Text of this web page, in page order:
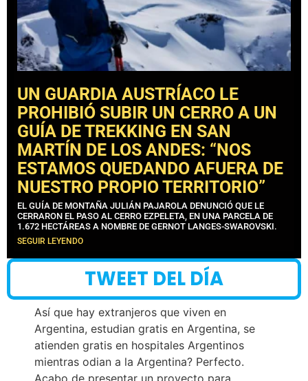
UN GUARDIA AUSTRÍACO LE
PROHIBIÓ SUBIR UN CERRO A UN
GUÍA DE TREKKING EN SAN
MARTÍN DE LOS ANDES: “NOS
ESTAMOS QUEDANDO AFUERA DE
NUESTRO PROPIO TERRITORIO”
EL GUÍA DE MONTAÑA JULIÁN PAJAROLA DENUNCIÓ QUE LE
CERRARON EL PASO AL CERRO EZPELETA, EN UNA PARCELA DE
1.672 HECTÁREAS A NOMBRE DE GERNOT LANGES-SWAROVSKI.
SEGUIR LEYENDO
TWEET DEL DÍA
Así que hay extranjeros que viven en
Argentina, estudian gratis en Argentina, se
atienden gratis en hospitales Argentinos
mientras odian a la Argentina? Perfecto.
Acabo de presentar un proyecto para